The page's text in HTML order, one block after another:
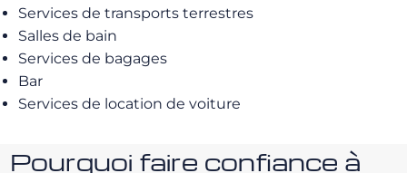
Services de transports terrestres
Salles de bain
Services de bagages
Bar
Services de location de voiture
Pourquoi faire confiance à